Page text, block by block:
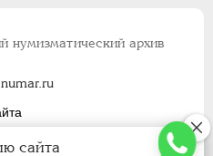
нумизматический архив
сайта